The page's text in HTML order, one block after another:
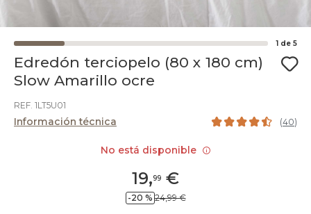
1 de 5
Edredón terciopelo (80 x 180 cm)
Slow Amarillo ocre
REF. 1LT5U01
Información técnica (40)
19,99 €
-20 % 24,99 €